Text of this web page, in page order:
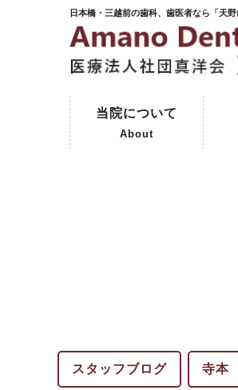
日本橋・三越前の歯科、歯医者なら「天野
当院について
About
スタッフブログ 寺本